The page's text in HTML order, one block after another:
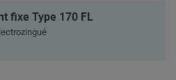
fixe Type 170 FL